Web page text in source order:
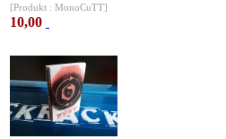
[Produkt : MonoCuTT]
10,00